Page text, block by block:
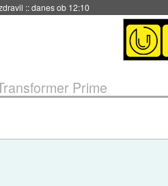
dve leti::danes ob 11:37
Prime